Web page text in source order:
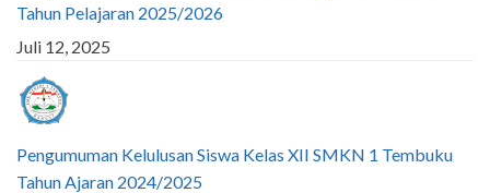
Tahun Pelajaran 2025/2026
Juli 12, 2025
Pengumuman Kelulusan Siswa Kelas XII SMKN 1 Tembuku
Tahun Ajaran 2024/2025